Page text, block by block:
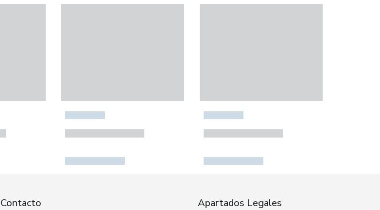
Contacto Apartados Legales